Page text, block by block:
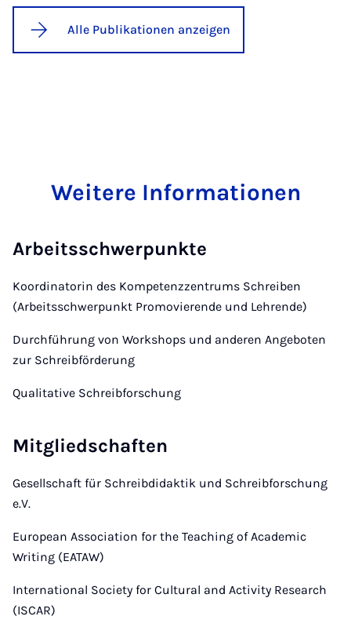
Alle Publikationen anzeigen
Weitere Informationen
Arbeitsschwerpunkte
Koordinatorin des Kompetenzzentrums Schreiben
(Arbeitsschwerpunkt Promovierende und Lehrende)
Durchführung von Workshops und anderen Angeboten
zur Schreibförderung
Qualitative Schreibforschung
Mitgliedschaften
Gesellschaft für Schreibdidaktik und Schreibforschung
e.V.
European Association for the Teaching of Academic
Writing (EATAW)
International Society for Cultural and Activity Research
(ISCAR)